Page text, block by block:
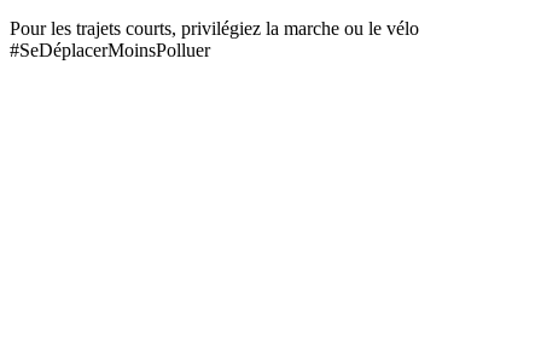
Pour les trajets courts, privilégiez la marche ou le vélo
#SeDéplacerMoinsPolluer